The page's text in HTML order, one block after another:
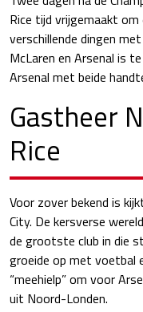
Rice tijd vrijgemaakt
verschillende dingen
McLaren en Arsenal is
Arsenal met beide
Gastheer
Rice
Voor zover bekend is
City. De kersverse
de grootste club in die
groeide op met voetbal
“meehielp” om voor
uit Noord-Londen.